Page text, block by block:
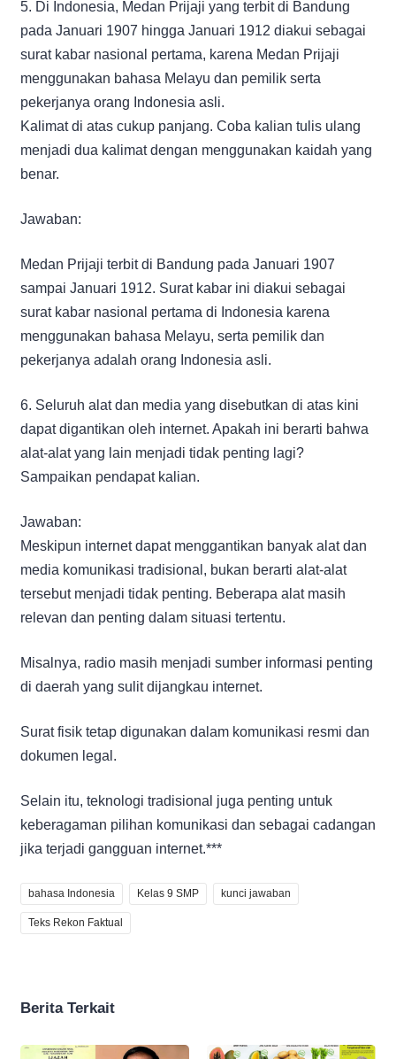
5. Di Indonesia, Medan Prijaji yang terbit di Bandung
pada Januari 1907 hingga Januari 1912 diakui sebagai
surat kabar nasional pertama, karena Medan Prijaji
menggunakan bahasa Melayu dan pemilik serta
pekerjanya orang Indonesia asli.
Kalimat di atas cukup panjang. Coba kalian tulis ulang
menjadi dua kalimat dengan menggunakan kaidah yang
benar.
Jawaban:
Medan Prijaji terbit di Bandung pada Januari 1907
sampai Januari 1912. Surat kabar ini diakui sebagai
surat kabar nasional pertama di Indonesia karena
menggunakan bahasa Melayu, serta pemilik dan
pekerjanya adalah orang Indonesia asli.
6. Seluruh alat dan media yang disebutkan di atas kini
dapat digantikan oleh internet. Apakah ini berarti bahwa
alat-alat yang lain menjadi tidak penting lagi?
Sampaikan pendapat kalian.
Jawaban:
Meskipun internet dapat menggantikan banyak alat dan
media komunikasi tradisional, bukan berarti alat-alat
tersebut menjadi tidak penting. Beberapa alat masih
relevan dan penting dalam situasi tertentu.
Misalnya, radio masih menjadi sumber informasi penting
di daerah yang sulit dijangkau internet.
Surat fisik tetap digunakan dalam komunikasi resmi dan
dokumen legal.
Selain itu, teknologi tradisional juga penting untuk
keberagaman pilihan komunikasi dan sebagai cadangan
jika terjadi gangguan internet.***
bahasa Indonesia Kelas 9 SMP kunci jawaban
Teks Rekon Faktual
Berita Terkait